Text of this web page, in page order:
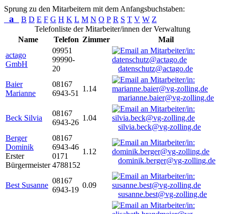
Sprung zu den Mitarbeitern mit dem Anfangsbuchstaben:
a B D E F G H K L M N O P R S T V W Z
Telefonliste der Mitarbeiter/innen der Verwaltung
Name
Telefon Zimmer
Mail
actago
GmbH
09951
99990-
20
datenschutz@actago.de
Baier
Marianne
08167
6943-51
1.14
marianne.baier@vg-zolling.de
Beck Silvia
08167
6943-26
1.04
silvia.beck@vg-zolling.de
Berger
Dominik
Erster
Bürgermeister
08167
6943-46
0171
4788152
1.12
dominik.berger@vg-zolling.de
Best Susanne
08167
6943-19
0.09
susanne.best@vg-zolling.de